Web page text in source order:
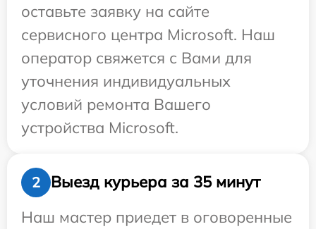
оставьте заявку на сайте
сервисного центра Microsoft. Наш
оператор свяжется с Вами для
уточнения индивидуальных
условий ремонта Вашего
устройства Microsoft.
2
Выезд курьера за 35 минут
Наш мастер приедет в оговоренные